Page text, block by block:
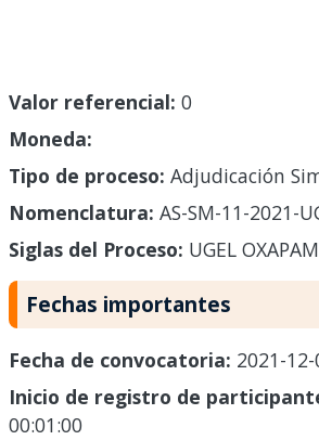
Valor referencial: 0
Moneda:
Tipo de proceso: Adjudicación
Nomenclatura: AS-SM-11-2021-
Siglas del Proceso: UGEL
Fechas importantes
Fecha de convocatoria: 2021-
Inicio de registro de
00:01:00